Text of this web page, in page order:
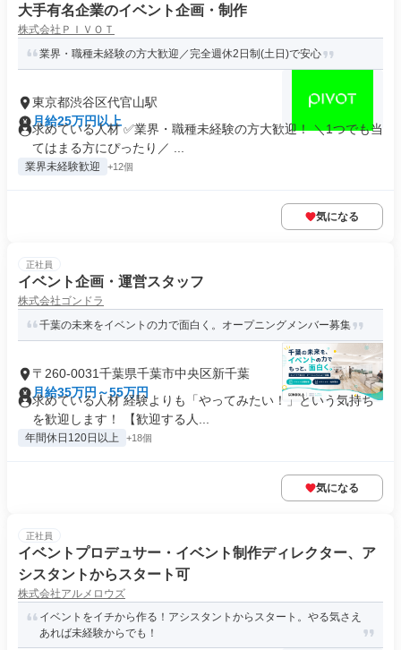
大手有名企業のイベント企画・制作
株式会社ＰＩＶＯＴ
業界・職種未経験の方大歓迎／完全週休2日制(土日)で安心
東京都渋谷区代官山駅
月給25万円以上
求めている人材 ✅業界・職種未経験の方大歓迎！ ＼1つでも当
てはまる方にぴったり／ ...
業界未経験歓迎 +12個
気になる
正社員
イベント企画・運営スタッフ
株式会社ゴンドラ
千葉の未来をイベントの力で面白く。オープニングメンバー募集
〒260-0031千葉県千葉市中央区新千葉
月給35万円～55万円
求めている人材 経験よりも「やってみたい！」という気持ち
を歓迎します！ 【歓迎する人...
年間休日120日以上 +18個
気になる
正社員
イベントプロデュサー・イベント制作ディレクター、ア
シスタントからスタート可
株式会社アルメロウズ
イベントをイチから作る！アシスタントからスタート。やる気さえ
あれば未経験からでも！